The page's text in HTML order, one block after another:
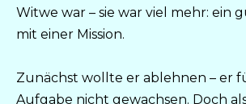
Witwe war – sie war viel mehr: ein
mit einer Mission.
Zunächst wollte er ablehnen – er
Aufgabe nicht gewachsen. Doch